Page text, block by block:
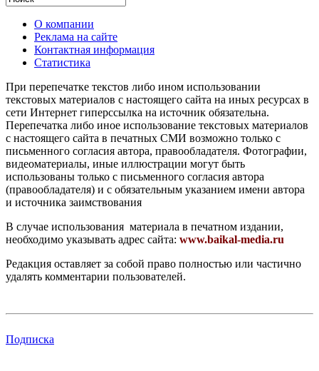
О компании
Реклама на сайте
Контактная информация
Статистика
При перепечатке текстов либо ином использовании
текстовых материалов с настоящего сайта на иных ресурсах в
сети Интернет гиперссылка на источник обязательна.
Перепечатка либо иное использование текстовых материалов
с настоящего сайта в печатных СМИ возможно только с
письменного согласия автора, правообладателя. Фотографии,
видеоматериалы, иные иллюстрации могут быть
использованы только с письменного согласия автора
(правообладателя) и с обязательным указанием имени автора
и источника заимствования
В случае использования материала в печатном издании,
необходимо указывать адрес сайта: www.baikal-media.ru
Редакция оставляет за собой право полностью или частично
удалять комментарии пользователей.
Подписка